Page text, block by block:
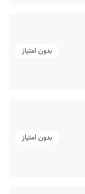
بدون امتیاز
بدون امتیاز